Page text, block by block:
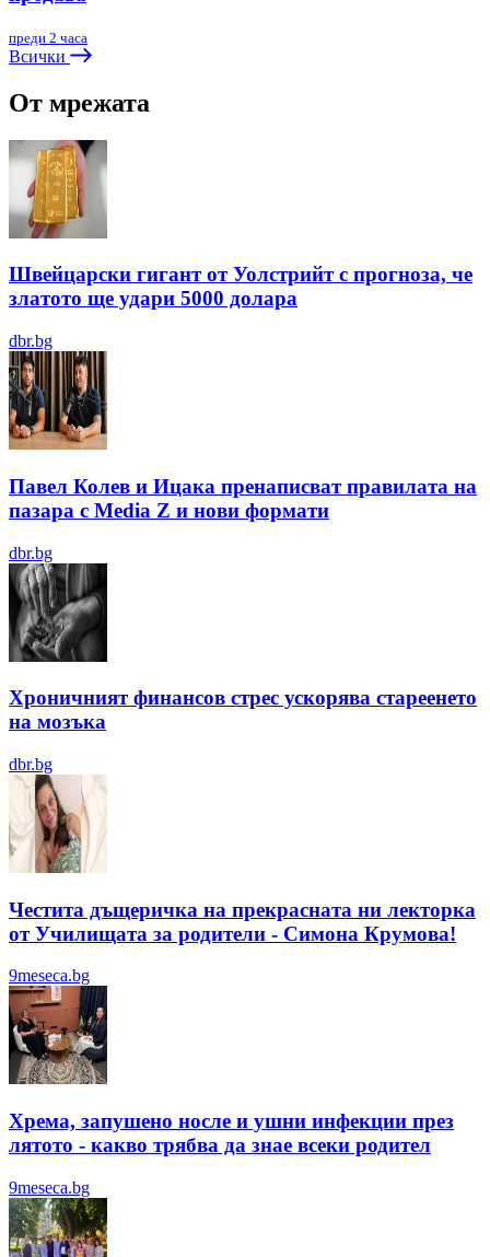
преди 2 часа
Всички
От мрежата
Швейцарски гигант от Уолстрийт с прогноза, че
златото ще удари 5000 долара
dbr.bg
Павел Колев и Ицака пренаписват правилата на
пазара с Media Z и нови формати
dbr.bg
Хроничният финансов стрес ускорява стареенето
на мозъка
dbr.bg
Честита дъщеричка на прекрасната ни лекторка
от Училищата за родители - Симона Крумова!
9meseca.bg
Хрема, запушено носле и ушни инфекции през
лятотo - какво трябва да знае всеки родител
9meseca.bg